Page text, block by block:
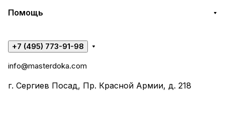
Помощь
+7 (495) 773-91-98
info@masterdoka.com
г. Сергиев Посад, Пр. Красной Армии, д. 218